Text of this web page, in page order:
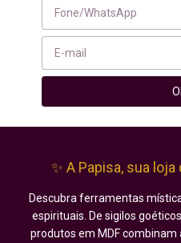
✨ A Papisa, sua
Descubra ferramentas
espirituais. De sigilos
produtos em MDF combinam